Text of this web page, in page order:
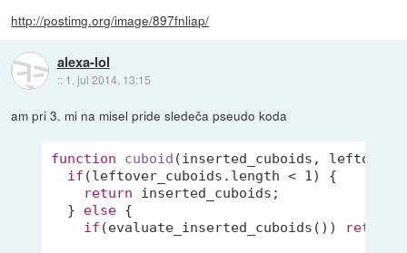
http://postimg.org/image/897fnliap/
alexa-lol
:: 1. jul 2014, 13:15
am pri 3. mi na misel pride sledeča pseudo koda
function cuboid (inserted_cuboids,
if (leftover_cuboids.length < 1) {
return inserted_cuboids;
  }
else {
if (evaluate_inserted_cuboids()) return